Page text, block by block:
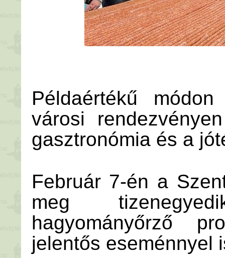
Példaértékű
városi
gasztronómia és a
Február 7-én a
meg
hagyományőrző
jelentős eseménnyel